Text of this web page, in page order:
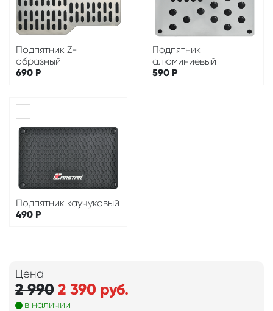
Подпятник Z-
образный
690 Р
Подпятник
алюминиевый
590 Р
Подпятник каучуковый
490 Р
Цена
2 9902 390 руб.
в наличии